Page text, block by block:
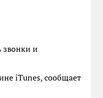
звонки и
iTunes, сообщает